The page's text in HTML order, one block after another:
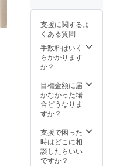
絡しな
かった
送とな
ります
ので、
予めご
了承下
さい。
かった
・入力
した住
あった
・住所
変更を
プロ
告なく
なる場
合がご
ざいま
す。ご
い。 ※
以下の
ような
により
再配送
または
転送と
支援に関するよ
くある質問
手数料はいく
らかかります
か？
目標金額に届
かなかった場
合どうなりま
すか？
支援で困った
時はどこに相
談したらいい
ですか？